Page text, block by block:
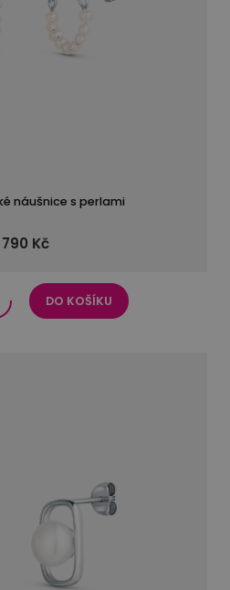
náušnice s perlami
790 Kč
DO KOŠÍKU